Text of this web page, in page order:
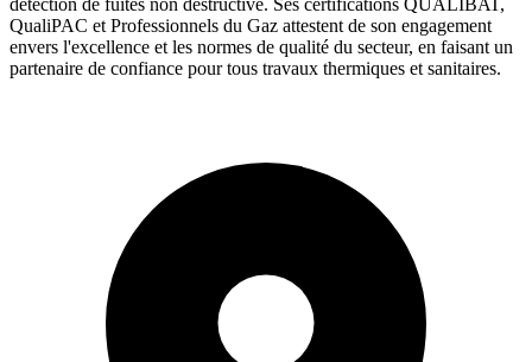
QualiPAC et Professionnels du Gaz attestent de son engagement
envers l'excellence et les normes de qualité du secteur, en faisant un
partenaire de confiance pour tous travaux thermiques et sanitaires.